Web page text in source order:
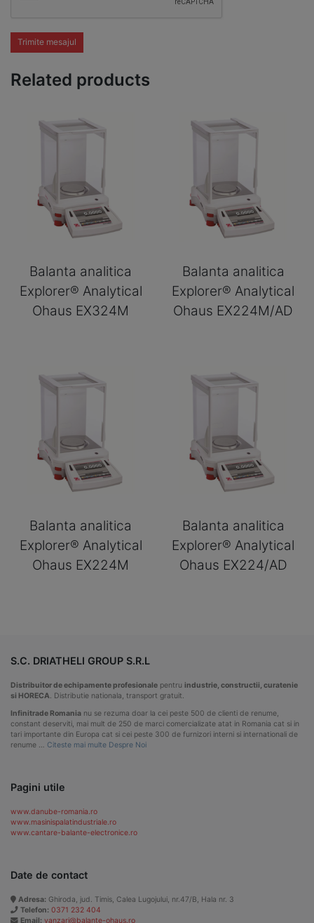
Trimite mesajul
Related products
Balanta analitica
Explorer® Analytical
Ohaus EX324M
Balanta analitica
Explorer® Analytical
Ohaus EX224M/AD
Balanta analitica
Explorer® Analytical
Ohaus EX224M
Balanta analitica
Explorer® Analytical
Ohaus EX224/AD
S.C. DRIATHELI GROUP S.R.L
Distribuitor de echipamente profesionale pentru industrie, constructii, curatenie
si HORECA. Distributie nationala, transport gratuit.
Infinitrade Romania nu se rezuma doar la cei peste 500 de clienti de renume,
constant deserviti, mai mult de 250 de marci comercializate atat in Romania cat si in
tari importante din Europa cat si cei peste 300 de furnizori interni si internationali de
renume … Citeste mai multe Despre Noi
Pagini utile
www.danube-romania.ro
www.masinispalatindustriale.ro
www.cantare-balante-electronice.ro
Date de contact
Adresa: Ghiroda, jud. Timis, Calea Lugojului, nr.47/B, Hala nr. 3
Telefon: 0371 232 404
Email: vanzari@balante-ohaus.ro